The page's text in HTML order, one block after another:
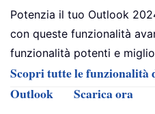
Potenzia il tuo Outlook
con queste funzionalità
funzionalità potenti e
Scopri tutte le funzionalità
Outlook
Scarica ora